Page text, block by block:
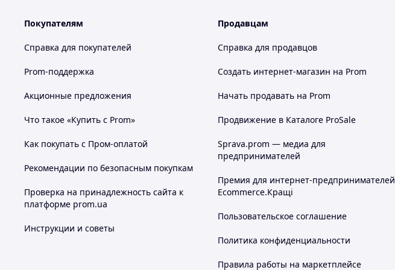
Особенности домика:
Рекомендовано для детей от 1 до 5 лет
Размер: 129*129*120 см, где 120 см высота крыши
Покупателям
Справка для покупателей
Prom-поддержка
Акционные предложения
Что такое «Купить с Prom»
Как покупать с Пром-оплатой
Рекомендации по безопасным покупкам
Проверка на принадлежность сайта к
платформе prom.ua
Инструкции и советы
Продавцам
Справка для продавцов
Создать интернет-магазин на Prom
Начать продавать на Prom
Продвижение в Каталоге ProSale
Sprava.prom — медиа для
предпринимателей
Премия для интернет-предпринимателей
Ecommerce.Кращі
Пользовательское соглашение
Политика конфиденциальности
Правила работы на маркетплейсе